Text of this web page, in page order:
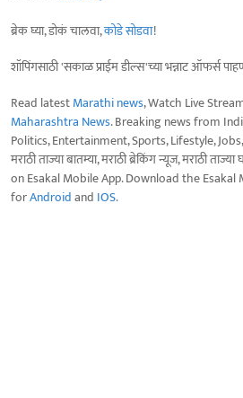
ब्रेक घ्या, डोकं चालवा,कोडे सोडवा!
शॉपिंगसाठी 'सकाळ प्राईम डील्स'च्या भन्नाट ऑफर्स
Read latestMarathi news, Watch Live
Maharashtra News. Breaking news from
Politics, Entertainment, Sports, Lifestyle,
मराठी ताज्या बातम्या, मराठी ब्रेकिंग न्यूज, मराठी
on Esakal Mobile App. Download the Esakal
forAndroidand IOS.